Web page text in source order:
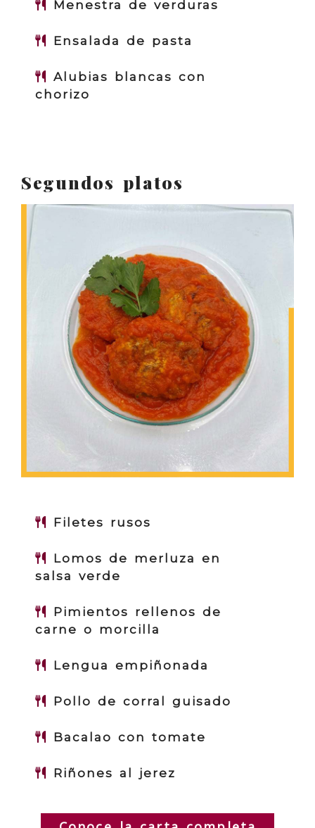
Menestra de verduras
Ensalada de pasta
Alubias blancas con
chorizo
Segundos platos
Filetes rusos
Lomos de merluza en
salsa verde
Pimientos rellenos de
carne o morcilla
Lengua empiñonada
Pollo de corral guisado
Bacalao con tomate
Riñones al jerez